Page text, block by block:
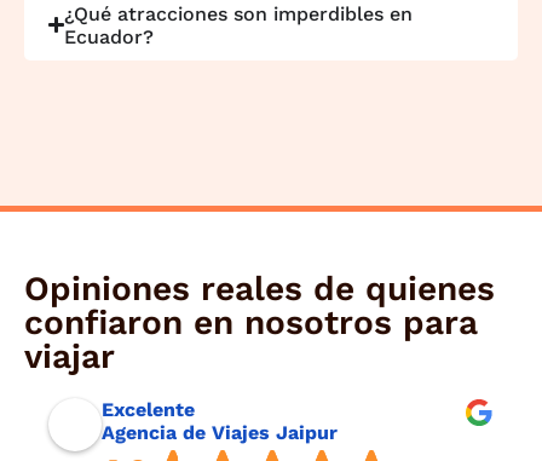
¿Qué atracciones son imperdibles en
Ecuador?
Opiniones reales de quienes
confiaron en nosotros para
viajar
Excelente
Agencia de Viajes Jaipur